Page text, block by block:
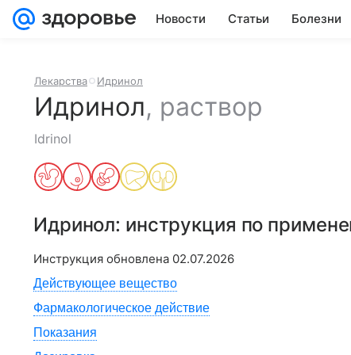
Новости Статьи Болезни
Лекарства Идринол
Идринол, раствор
Idrinol
Идринол: инструкция по
Инструкция обновлена 02.07.2026
Действующее вещество
Фармакологическое действие
Показания